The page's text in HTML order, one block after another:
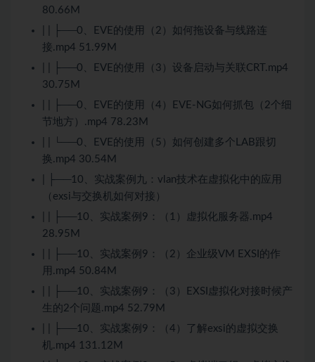
80.66M
| | ├──0、EVE的使用（2）如何拖设备与线路连
接.mp4 51.99M
| | ├──0、EVE的使用（3）设备启动与关联CRT.mp4
30.75M
| | ├──0、EVE的使用（4）EVE-NG如何抓包（2个细
节地方）.mp4 78.23M
| | └──0、EVE的使用（5）如何创建多个LAB跟切
换.mp4 30.54M
| ├──10、实战案例九：vlan技术在虚拟化中的应用
（exsi与交换机如何对接）
| | ├──10、实战案例9：（1）虚拟化服务器.mp4
28.95M
| | ├──10、实战案例9：（2）企业级VM EXSI的作
用.mp4 50.84M
| | ├──10、实战案例9：（3）EXSI虚拟化对接时候产
生的2个问题.mp4 52.79M
| | ├──10、实战案例9：（4）了解exsi的虚拟交换
机.mp4 131.12M